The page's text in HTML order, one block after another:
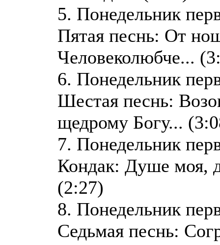
5. Понедельник
Пятая песнь: От
Человеколюбче...
6. Понедельник
Шестая песнь:
щедрому Богу...
7. Понедельник
Кондак: Душе моя,
(2:27)
8. Понедельник
Седьмая песнь: